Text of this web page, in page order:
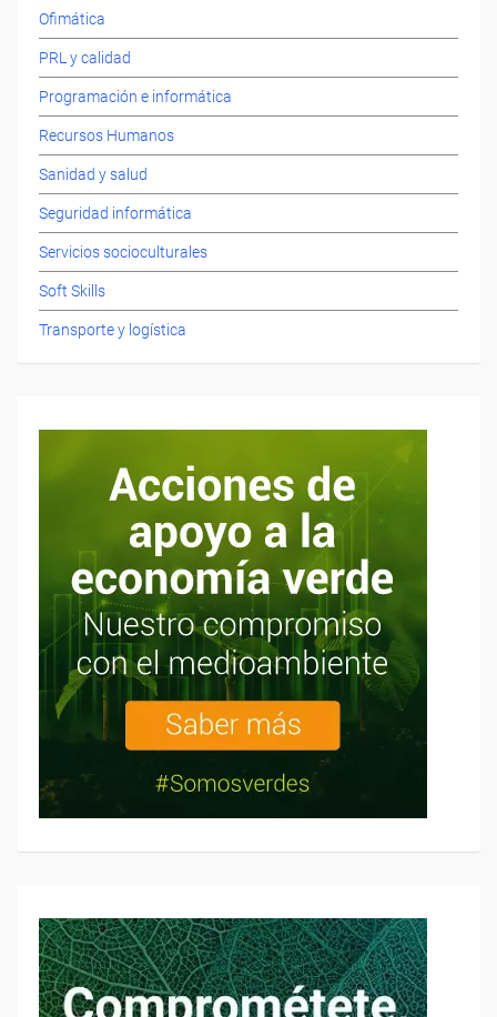
Ofimática
PRL y calidad
Programación e informática
Recursos Humanos
Sanidad y salud
Seguridad informática
Servicios socioculturales
Soft Skills
Transporte y logística